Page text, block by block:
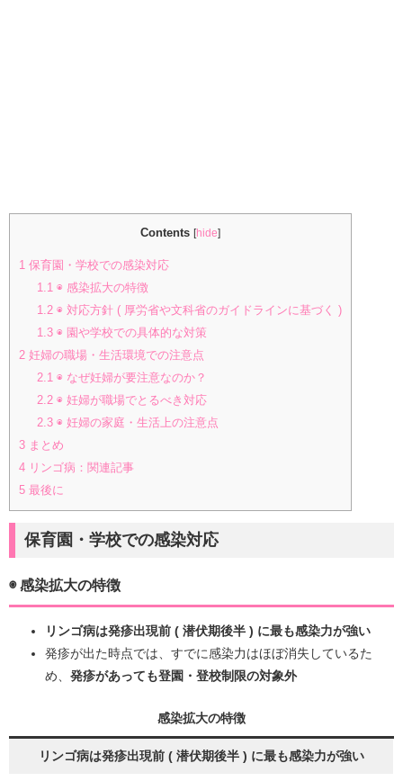
Contents [hide]
1 保育園・学校での感染対応
1.1◉ 感染拡大の特徴
1.2◉ 対応方針 ( 厚労省や文科省のガイドラインに基づく )
1.3◉ 園や学校での具体的な対策
2 妊婦の職場・生活環境での注意点
2.1◉ なぜ妊婦が要注意なのか？
2.2◉ 妊婦が職場でとるべき対応
2.3◉ 妊婦の家庭・生活上の注意点
3 まとめ
4 リンゴ病：関連記事
5 最後に
保育園・学校での感染対応
◉ 感染拡大の特徴
リンゴ病は発疹出現前 ( 潜伏期後半 ) に最も感染力が強い
発疹が出た時点では、すでに感染力はほぼ消失しているた
め、 発疹があっても登園・登校制限の対象外
感染拡大の特徴
リンゴ病は発疹出現前 ( 潜伏期後半 ) に最も感染力が強い